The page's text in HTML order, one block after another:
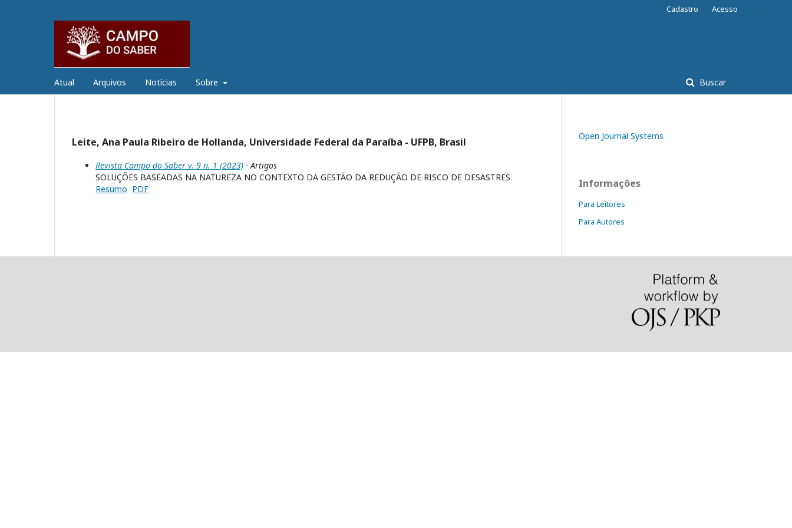
Atual Arquivos Notícias Sobre Buscar
Cadastro Acesso
Leite, Ana Paula Ribeiro de Hollanda, Universidade Federal da Paraíba - UFPB, Brasil
Revista Campo do Saber v. 9 n. 1 (2023) - Artigos
SOLUÇÕES BASEADAS NA NATUREZA NO CONTEXTO DA GESTÃO DA REDUÇÃO DE RISCO DE DESASTRES
Resumo PDF
Open Journal Systems
Informações
Para Leitores
Para Autores